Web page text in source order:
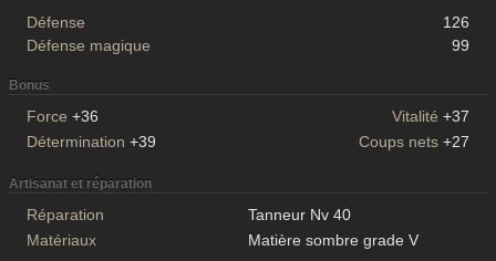
Défense
126
Défense magique
99
Bonus
Force +36 Vitalité +37
Détermination +39 Coups nets +27
Artisanat et réparation
Réparation
Tanneur Nv 40
Matériaux
Matière sombre grade V